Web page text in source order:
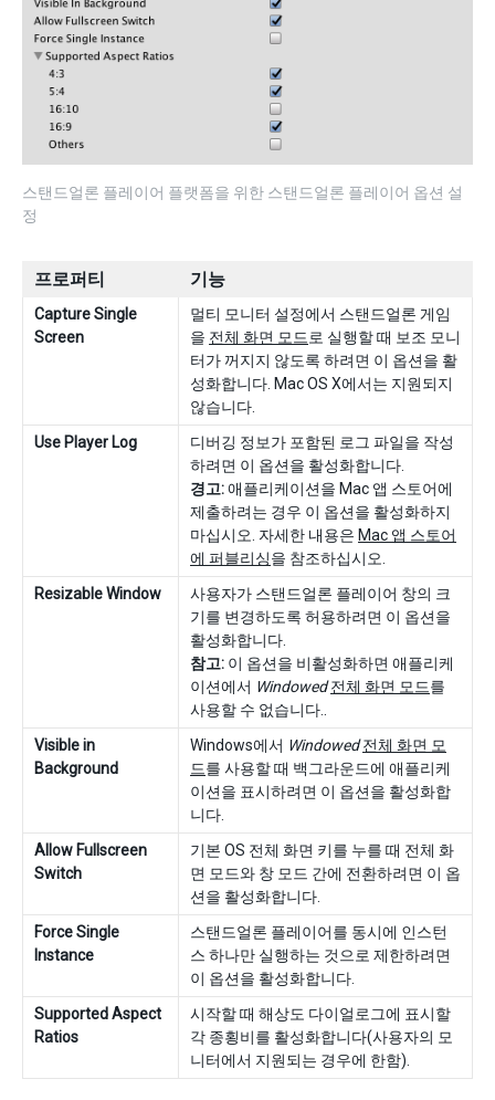
스탠드얼론 플레이어 플랫폼을 위한 스탠드얼론 플레이어 옵션 설
정
프로퍼티 기능
Capture Single
Screen
멀티 모니터 설정에서 스탠드얼론 게임
을 전체 화면 모드 로 실행할 때 보조 모니
터가 꺼지지 않도록 하려면 이 옵션을 활
성화합니다. Mac OS X에서는 지원되지
않습니다.
Use Player Log
디버깅 정보가 포함된 로그 파일을 작성
하려면 이 옵션을 활성화합니다.
경고:애플리케이션을 Mac 앱 스토어에
제출하려는 경우 이 옵션을 활성화하지
마십시오. 자세한 내용은 Mac 앱 스토어
에 퍼블리싱을 참조하십시오.
Resizable Window
사용자가 스탠드얼론 플레이어 창의 크
기를 변경하도록 허용하려면 이 옵션을
활성화합니다.
참고: 이 옵션을 비활성화하면 애플리케
이션에서 Windowed 전체 화면 모드를
사용할 수 없습니다..
Visible in
Background
Windows에서 Windowed 전체 화면 모
드를 사용할 때 백그라운드에 애플리케
이션을 표시하려면 이 옵션을 활성화합
니다.
Allow Fullscreen
Switch
기본 OS 전체 화면 키를 누를 때 전체 화
면 모드와 창 모드 간에 전환하려면 이 옵
션을 활성화합니다.
Force Single
Instance
스탠드얼론 플레이어를 동시에 인스턴
스 하나만 실행하는 것으로 제한하려면
이 옵션을 활성화합니다.
Supported Aspect
Ratios
시작할 때 해상도 다이얼로그에 표시할
각 종횡비를 활성화합니다(사용자의 모
니터에서 지원되는 경우에 한함).